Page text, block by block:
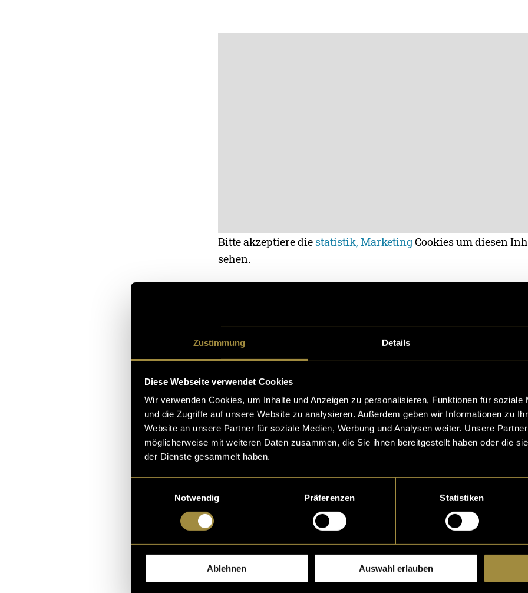
Zustimmung Details
Diese Webseite verwendet Cookies
Wir verwenden Cookies, um Inhalte und Anzeigen zu personalisieren, Funktionen für soziale
und die Zugriffe auf unsere Website zu analysieren. Außerdem geben wir Informationen zu
Website an unsere Partner für soziale Medien, Werbung und Analysen weiter. Unsere
möglicherweise mit weiteren Daten zusammen, die Sie ihnen bereitgestellt haben oder die
der Dienste gesammelt haben.
Notwendig
Präferenzen Statistiken
Ablehnen Auswahl erlauben
Bitte akzeptiere die statistik, MarketingCookies um diesen
sehen.
eine andere Zielgruppe. Hier liegt der Fokus stärker auf der Aus-
innerhalb der Migros Verteilbetrieb AG. Es wird vor allem in
Film 2